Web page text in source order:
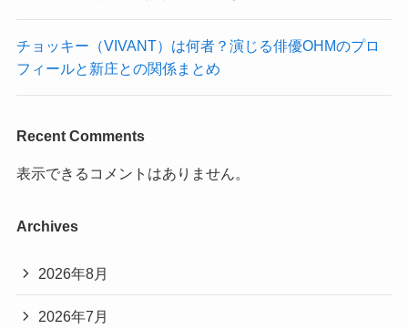
チョッキー（VIVANT）は何者？演じる俳優OHMのプロ
フィールと新庄との関係まとめ
Recent Comments
表示できるコメントはありません。
Archives
2026年8月
2026年7月